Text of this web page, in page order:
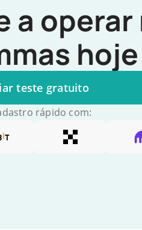
a operar
hoje
teste gratuito
rápido com: